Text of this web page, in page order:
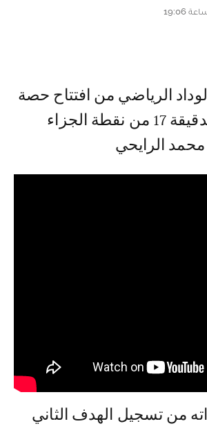
الرياضي من افتتاح حصة
التهديف في الدقيقة 17 من نقطة الجزاء
الرايحي
من تسجيل الهدف الثاني